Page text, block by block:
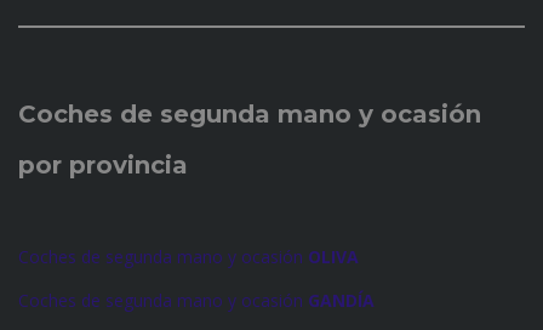
Coches de segunda mano y ocasión
por provincia
Coches de segunda mano y ocasión OLIVA
Coches de segunda mano y ocasión GANDÍA